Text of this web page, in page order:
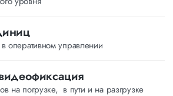
в оперативном управлении
на погрузке, в пути и на разгрузке